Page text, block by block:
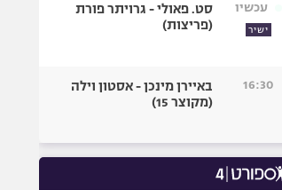
עכשיו
ישיר
סט. פאולי - גרויתר פורת
(פריצות)
16:30
באיירן מינכן - אסטון וילה
(מקוצר 15)